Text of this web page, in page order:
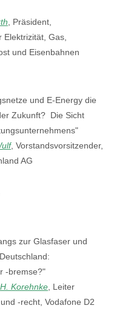
, Präsident,
Gas,
und Eisenbahnen
und E-Energy die
Zukunft? Die Sicht
, Vorstandsvorsitzender,
AG
zur Glasfaser und
-bremse?"
Korehnke , Leiter
-recht, Vodafone D2